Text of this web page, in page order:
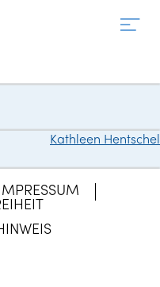
Kathleen Hentschel
IMPRESSUM